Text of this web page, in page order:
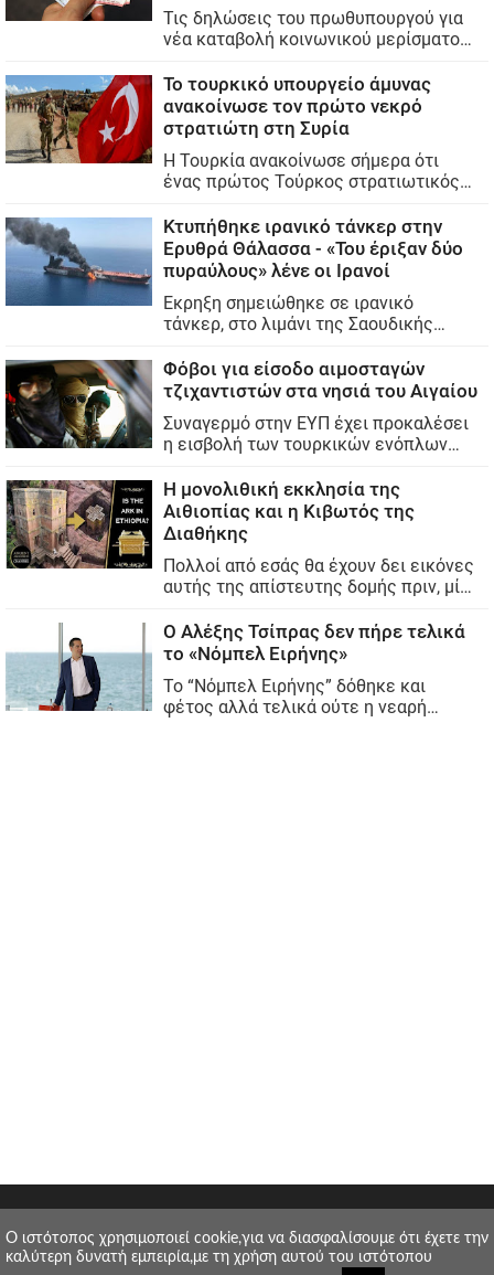
O ιστότοπος χρησιμοποιεί cookie,για να διασφαλίσουμε ότι έχετε την
καλύτερη δυνατή εμπειρία,με τη χρήση αυτού του ιστότοπου